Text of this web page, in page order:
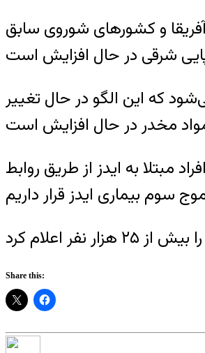
و کشورهای شوروی سابق
و ۲۰ درصد از طریق اعتیاد منتقل می‌شود که این الگو در حال تغییر
مبتلا به ایدز از طریق روابط
Share this: